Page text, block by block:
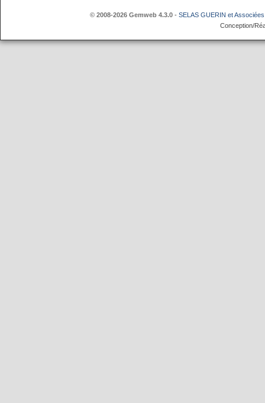
© 2008-2026 Gemweb 4.3.0 - SELAS GUERIN et Associées
Conception/